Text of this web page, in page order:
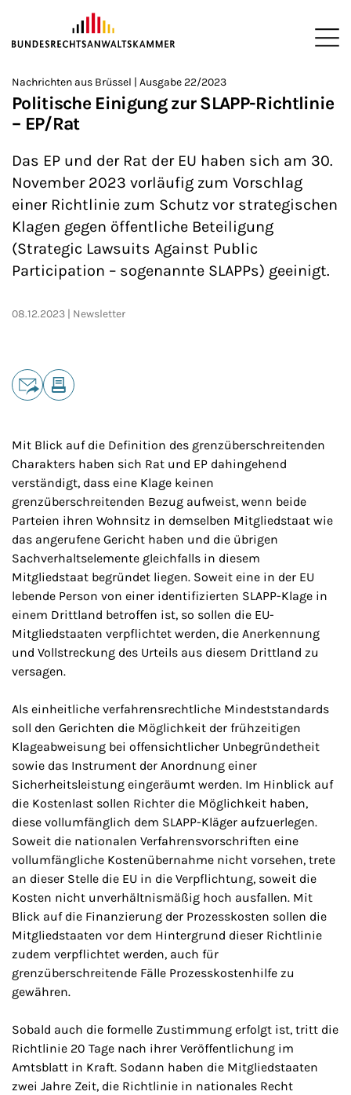
ZUM HAUPTINHALT SPRINGEN
Sie befinden sich hier:
>
Startseite
>
Newsroom
>
Newsletter
>
Nachrichten aus Brüssel
Nachrichten aus Brüssel | Ausgabe 22/2023
Politische Einigung zur SLAPP-Richtlinie
– EP/Rat
Das EP und der Rat der EU haben sich am 30.
November 2023 vorläufig zum Vorschlag
einer Richtlinie zum Schutz vor strategischen
Klagen gegen öffentliche Beteiligung
(Strategic Lawsuits Against Public
Participation – sogenannte SLAPPs) geeinigt.
08.12.2023 Newsletter
Teilen
Mit Blick auf die Definition des grenzüberschreitenden
Charakters haben sich Rat und EP dahingehend
verständigt, dass eine Klage keinen
grenzüberschreitenden Bezug aufweist, wenn beide
Parteien ihren Wohnsitz in demselben Mitgliedstaat wie
das angerufene Gericht haben und die übrigen
Sachverhaltselemente gleichfalls in diesem
Mitgliedstaat begründet liegen. Soweit eine in der EU
lebende Person von einer identifizierten SLAPP-Klage in
einem Drittland betroffen ist, so sollen die EU-
Mitgliedstaaten verpflichtet werden, die Anerkennung
und Vollstreckung des Urteils aus diesem Drittland zu
versagen.
Als einheitliche verfahrensrechtliche Mindeststandards
soll den Gerichten die Möglichkeit der frühzeitigen
Klageabweisung bei offensichtlicher Unbegründetheit
sowie das Instrument der Anordnung einer
Sicherheitsleistung eingeräumt werden. Im Hinblick auf
die Kostenlast sollen Richter die Möglichkeit haben,
diese vollumfänglich dem SLAPP-Kläger aufzuerlegen.
Soweit die nationalen Verfahrensvorschriften eine
vollumfängliche Kostenübernahme nicht vorsehen, trete
an dieser Stelle die EU in die Verpflichtung, soweit die
Kosten nicht unverhältnismäßig hoch ausfallen. Mit
Blick auf die Finanzierung der Prozesskosten sollen die
Mitgliedstaaten vor dem Hintergrund dieser Richtlinie
zudem verpflichtet werden, auch für
grenzüberschreitende Fälle Prozesskostenhilfe zu
gewähren.
Sobald auch die formelle Zustimmung erfolgt ist, tritt die
Richtlinie 20 Tage nach ihrer Veröffentlichung im
Amtsblatt in Kraft. Sodann haben die Mitgliedstaaten
zwei Jahre Zeit, die Richtlinie in nationales Recht